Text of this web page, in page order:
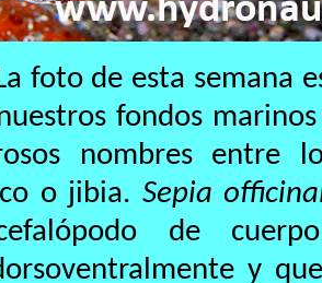
foto de esta semana
fondos
nombres entre
o jibia. Sepia
de
y